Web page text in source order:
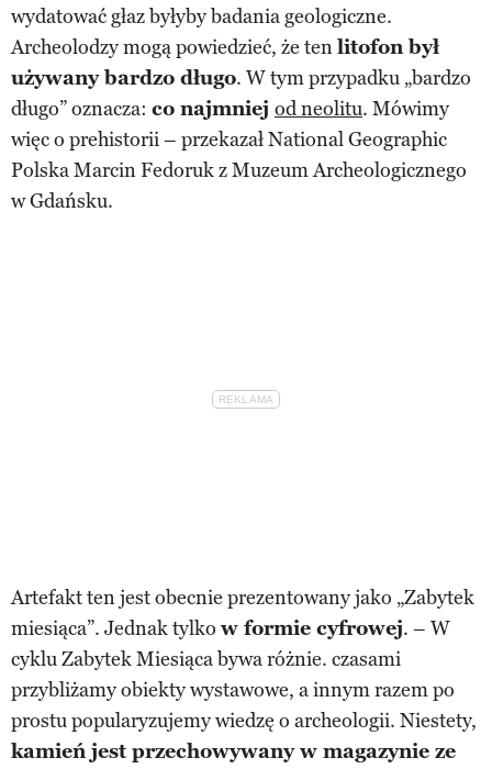
wydatować głaz byłyby badania geologiczne.
Archeolodzy mogą powiedzieć, że tenlitofon był
używany bardzo długo. W tym przypadku „bardzo
długo” oznacza: co najmniej od neolitu. Mówimy
więc o prehistorii – przekazał National Geographic
Polska Marcin Fedoruk z Muzeum Archeologicznego
w Gdańsku.
Artefakt ten jest obecnie prezentowany jako „Zabytek
miesiąca”. Jednak tylko w formie cyfrowej. – W
cyklu Zabytek Miesiąca bywa różnie. czasami
przybliżamy obiekty wystawowe, a innym razem po
prostu popularyzujemy wiedzę o archeologii. Niestety,
kamień jest przechowywany w magazynie ze